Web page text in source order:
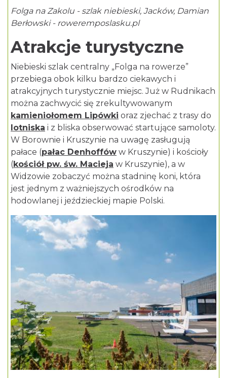
Folga na Zakolu - szlak niebieski, Jacków, Damian
Berłowski - roweremposlasku.pl
Atrakcje turystyczne
Niebieski szlak centralny „Folga na rowerze”
przebiega obok kilku bardzo ciekawych i
atrakcyjnych turystycznie miejsc. Już w Rudnikach
można zachwycić się zrekultywowanym
kamieniołomem Lipówki oraz zjechać z trasy do
lotniska i z bliska obserwować startujące samoloty.
W Borownie i Kruszynie na uwagę zasługują
pałace (pałac Denhoffów w Kruszynie) i kościoły
(kościół pw. św. Macieja w Kruszynie), a w
Widzowie zobaczyć można stadninę koni, która
jest jednym z ważniejszych ośrodków na
hodowlanej i jeździeckiej mapie Polski.